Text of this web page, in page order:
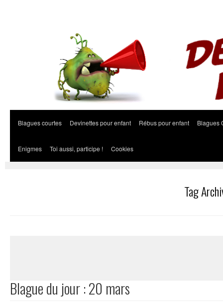
Blagues courtes Devinettes pour enfant Rébus pour enfant Blagues
Enigmes Toi aussi, participe ! Cookies
Tag
Blague du jour : 20 mars